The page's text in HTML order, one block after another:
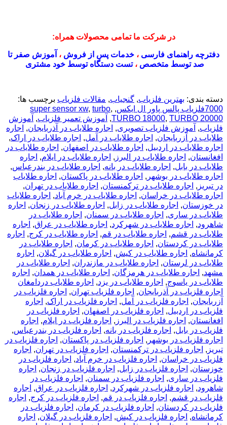
در شرکت ما تمامی محصولات همراه:
دفترچه راهنمای فارسی ، خدمات پس از فروش ، آموزش صفر تا
صد توسط متخصص ،تست دستگاه توسط خود مشتری
دسته بندی: بهترین فلزیاب, گنجیاب, مقالات فلزیاب برچسب ها:
7000فلزیاب پالس پاور ال ایکس
,
super sensor xw, turbo,
TURBO 18000, TURBO 20000
, آموزش تعمیر فلزیاب, آموزش
فلزیاب, آموزش فلزیاب تصویری, اجاره طلایاب در آذربایجان, اجاره
طلایاب در آزربایجان, اجاره طلایاب در آمل, اجاره طلایاب در اراک,
اجاره طلایاب در اردبیل, اجاره طلایاب در اصفهان, اجاره طلایاب در
افغانستان, اجاره طلایاب در البرز , اجاره طلایاب در ایلام, اجاره
طلایاب در بابل, اجاره طلایاب در بانه, اجاره طلایاب در بندرعباس,
اجاره طلایاب در بوشهر , اجاره طلایاب در پاکستان, اجاره طلایاب
در تبریز , اجاره طلایاب در ترکمنستان, اجاره طلایاب در تهران,
اجاره طلایاب در خراسان, اجاره طلایاب در خرم آباد, اجاره طلایاب
در خوزستان, اجاره طلایاب در زابل, اجاره طلایاب در زنجان, اجاره
طلایاب در ساری, اجاره طلایاب در سمنان, اجاره طلایاب در
شاهرود, اجاره طلایاب در شهرکرد, اجاره طلایاب در عراق, اجاره
طلایاب در قشم, اجاره طلایاب در قم, اجاره طلایاب در کرج, اجاره
طلایاب در کردستان, اجاره طلایاب در کرمان, اجاره طلایاب در
کرمانشاه, اجاره طلایاب در کیش, اجاره طلایاب در گیلان, اجاره
طلایاب در لرستان, اجاره طلایاب در مازندران, اجاره طلایاب در
مشهد, اجاره طلایاب در هرمزگان, اجاره طلایاب در همدان, اجاره
طلایاب در یاسوج, اجاره طلایاب در یزد, اجاره طلایاب دردامغان
اجاره فلزیاب در آذربایجان, اجاره فلزیاب تهران, اجاره فلزیاب در
آزربایجان, اجاره فلزیاب در آمل, اجاره فلزیاب در اراک, اجاره
فلزیاب در اردبیل, اجاره فلزیاب در اصفهان, اجاره فلزیاب در
افغانستان, اجاره فلزیاب در البرز , اجاره فلزیاب در ایلام, اجاره
فلزیاب در بابل, اجاره فلزیاب در بانه, اجاره فلزیاب در بندرعباس,
اجاره فلزیاب در بوشهر , اجاره فلزیاب در پاکستان, اجاره فلزیاب در
تبریز , اجاره فلزیاب در ترکمنستان, اجاره فلزیاب در تهران, اجاره
فلزیاب در خراسان, اجاره فلزیاب در خرم آباد, اجاره فلزیاب در
خوزستان, اجاره فلزیاب در زابل, اجاره فلزیاب در زنجان, اجاره
فلزیاب در ساری, اجاره فلزیاب در سمنان, اجاره فلزیاب در
شاهرود, اجاره فلزیاب در شهرکرد, اجاره فلزیاب در عراق, اجاره
فلزیاب در قشم, اجاره فلزیاب در قم, اجاره فلزیاب در کرج, اجاره
فلزیاب در کردستان, اجاره فلزیاب در کرمان, اجاره فلزیاب در
کرمانشاه, اجاره فلزیاب در کیش, اجاره فلزیاب در گیلان, اجاره